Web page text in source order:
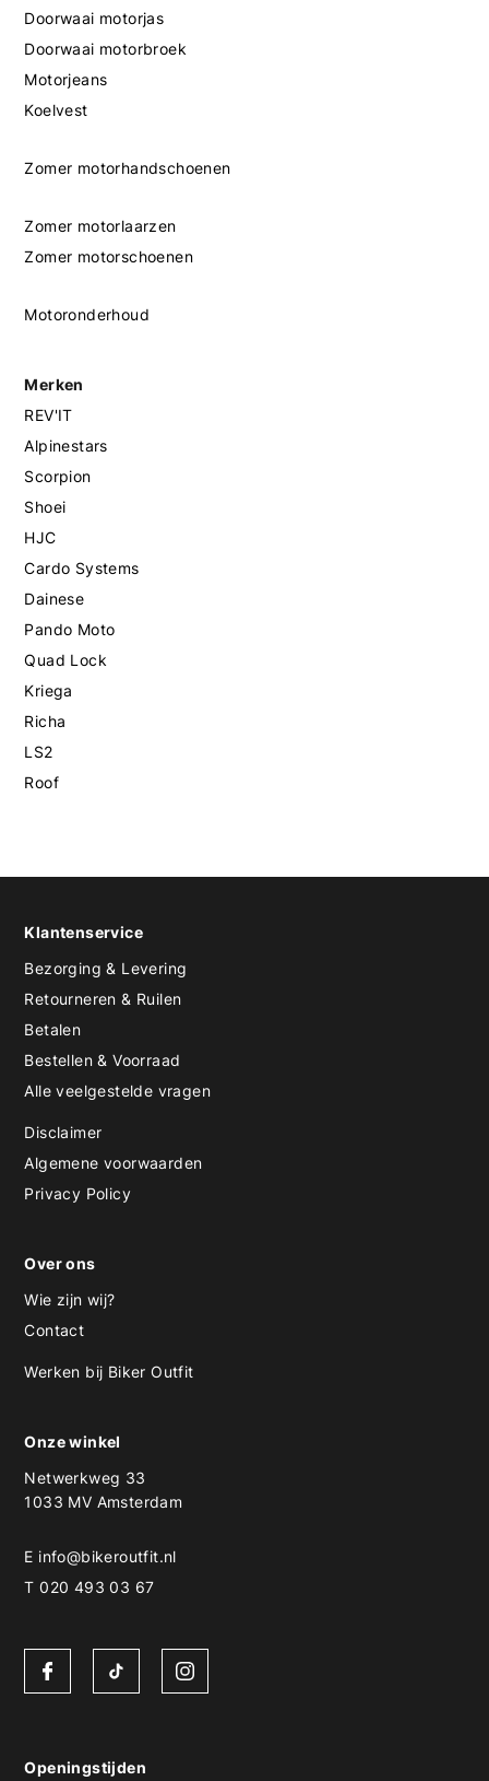
Doorwaai motorjas
Doorwaai motorbroek
Motorjeans
Koelvest
Zomer motorhandschoenen
Zomer motorlaarzen
Zomer motorschoenen
Motoronderhoud
Merken
REV'IT
Alpinestars
Scorpion
Shoei
HJC
Cardo Systems
Dainese
Pando Moto
Quad Lock
Kriega
Richa
LS2
Roof
Klantenservice
Bezorging & Levering
Retourneren & Ruilen
Betalen
Bestellen & Voorraad
Alle veelgestelde vragen
Disclaimer
Algemene voorwaarden
Privacy Policy
Over ons
Wie zijn wij?
Contact
Werken bij Biker Outfit
Onze winkel
Netwerkweg 33
1033 MV Amsterdam
E info@bikeroutfit.nl
T 020 493 03 67
Openingstijden